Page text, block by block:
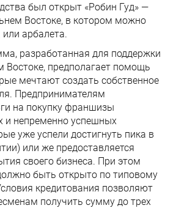
был открыт «Робин Гуд» —
Востоке, в котором можно
или арбалета.
разработанная для поддержки
Востоке, предполагает помощь
мечтают создать собственное
Предпринимателям
на покупку франшизы
и непременно успешных
уже успели достигнуть пика в
или же предоставляется
своего бизнеса. При этом
быть открыто по типовому
кредитования позволяют
получить сумму до трех